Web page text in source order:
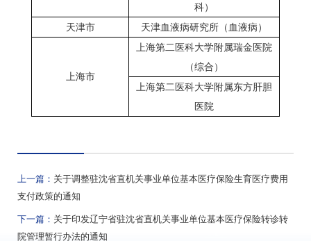
科）
天津市
天津血液病研究所（血液病）
上海市
上海第二医科大学附属瑞金医院
（综合）
上海第二医科大学附属东方肝胆
医院
上一篇： 关于调整驻沈省直机关事业单位基本医疗保险生育医疗费用
支付政策的通知
下一篇： 关于印发辽宁省驻沈省直机关事业单位基本医疗保险转诊转
院管理暂行办法的通知